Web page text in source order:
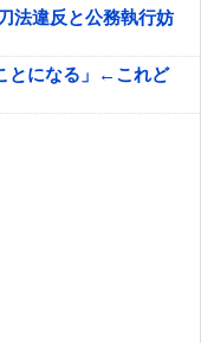
法違反と公務執行妨
とになる」←これど